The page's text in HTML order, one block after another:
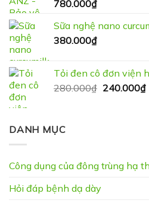
780.000₫
Sữa nghệ nano
380.000₫
Tỏi đen cô đơn viện
280.000₫ Giá
240.000₫
DANH MỤC
Công dụng của đông trùng hạ
Hỏi đáp bệnh dạ dày